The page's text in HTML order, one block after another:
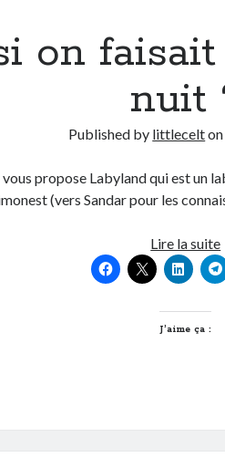
on
nuit
Published by littlecelton
propose Labyland qui est un
(vers Sandar pour les
Lire la suiteEt
J’aime ça :